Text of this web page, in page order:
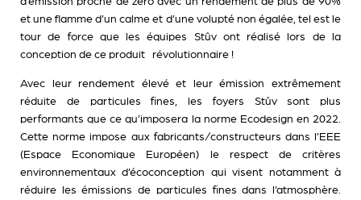
et une flamme d’un calme et d’une volupté non égalée, tel est le
tour de force que les équipes Stûv ont réalisé lors de la
conception de ce produit révolutionnaire !
Avec leur rendement élevé et leur émission extrêmement
réduite de particules fines, les foyers Stûv sont plus
performants que ce qu’imposera la norme Ecodesign en 2022.
Cette norme impose aux fabricants/constructeurs dans l’EEE
(Espace Economique Européen) le respect de critères
environnementaux d’écoconception qui visent notamment à
réduire les émissions de particules fines dans l’atmosphère.